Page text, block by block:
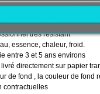
( pose de la bande, puis
très résistant
essence, chaleur, froid.
entre 3 et 5 ans environs
livré directement sur papier
de fond , la couleur de fond
contractuelles